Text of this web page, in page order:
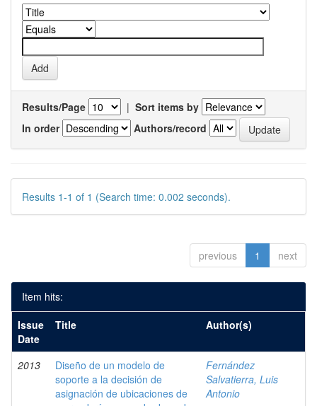
Results/Page | Sort items by
In order
Authors/record
Results 1-1 of 1 (Search time: 0.002 seconds).
previous 1 next
Item hits:
Issue
Date
Title Author(s)
2013
Diseño de un modelo de
soporte a la decisión de
asignación de ubicaciones de
Fernández
Salvatierra, Luis
Antonio